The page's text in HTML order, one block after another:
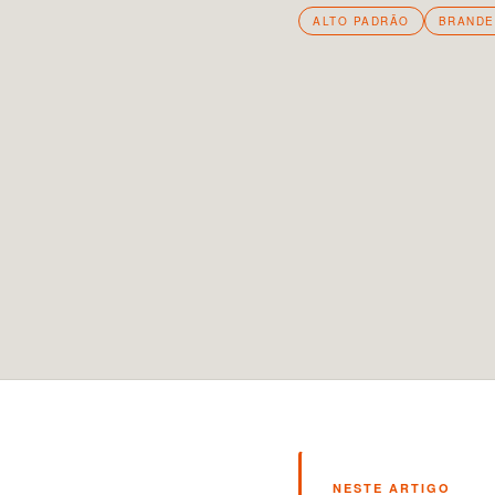
ALTO PADRÃO
NESTE ARTIGO